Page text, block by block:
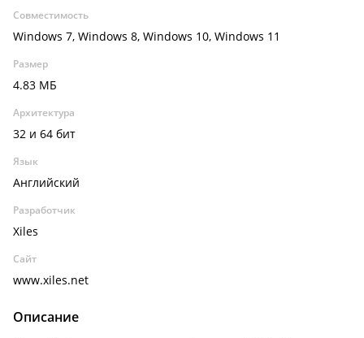
Совместимость
Windows 7, Windows 8, Windows 10, Windows 11
Размер
4.83 МБ
Архитектура
32 и 64 бит
Язык
Английский
Разработчик
Xiles
Сайт
www.xiles.net
Описание